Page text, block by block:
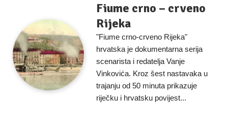
Fiume crno – crveno
Rijeka
"Fiume crno-crveno Rijeka"
hrvatska je dokumentarna serija
scenarista i redatelja Vanje
Vinkovića. Kroz šest nastavaka u
trajanju od 50 minuta prikazuje
riječku i hrvatsku povijest...